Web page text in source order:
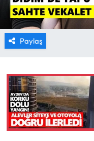
Paylaş
HABER İLAN